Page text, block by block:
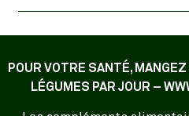
POUR VOTRE SANTÉ,
LÉGUMES PAR JOUR –